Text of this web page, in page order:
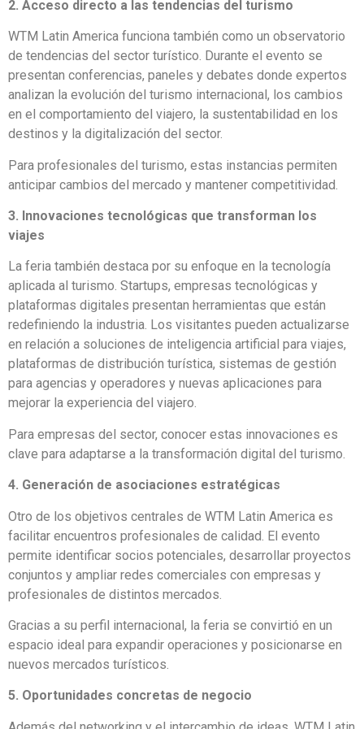
2. Acceso directo a las tendencias del turismo
WTM Latin America funciona también como un observatorio
de tendencias del sector turístico. Durante el evento se
presentan conferencias, paneles y debates donde expertos
analizan la evolución del turismo internacional, los cambios
en el comportamiento del viajero, la sustentabilidad en los
destinos y la digitalización del sector.
Para profesionales del turismo, estas instancias permiten
anticipar cambios del mercado y mantener competitividad.
3. Innovaciones tecnológicas que transforman los
viajes
La feria también destaca por su enfoque en la tecnología
aplicada al turismo. Startups, empresas tecnológicas y
plataformas digitales presentan herramientas que están
redefiniendo la industria. Los visitantes pueden actualizarse
en relación a soluciones de inteligencia artificial para viajes,
plataformas de distribución turística, sistemas de gestión
para agencias y operadores y nuevas aplicaciones para
mejorar la experiencia del viajero.
Para empresas del sector, conocer estas innovaciones es
clave para adaptarse a la transformación digital del turismo.
4. Generación de asociaciones estratégicas
Otro de los objetivos centrales de WTM Latin America es
facilitar encuentros profesionales de calidad. El evento
permite identificar socios potenciales, desarrollar proyectos
conjuntos y ampliar redes comerciales con empresas y
profesionales de distintos mercados.
Gracias a su perfil internacional, la feria se convirtió en un
espacio ideal para expandir operaciones y posicionarse en
nuevos mercados turísticos.
5. Oportunidades concretas de negocio